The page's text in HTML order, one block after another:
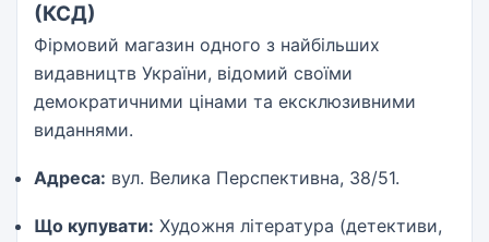
(КСД)
Фірмовий магазин одного з найбільших
видавництв України, відомий своїми
демократичними цінами та ексклюзивними
виданнями.
Адреса: вул. Велика Перспективна, 38/51.
Що купувати: Художня література (детективи,